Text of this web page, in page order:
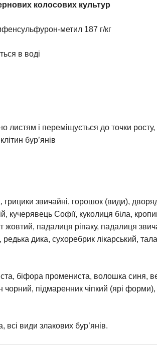
колосових культур
метил 187 г/кг
в воді
і переміщується до точки
бур’янів
грицики звичайні, горошок (види),
кучерявець Софії, куколиця біла,
жовтий, падалиця ріпаку, падалиця
дика, сухоребрик лікарський,
біфора промениста, волошка синя,
підмаренник чіпкий (ярі
всі види злакових бур’янів.